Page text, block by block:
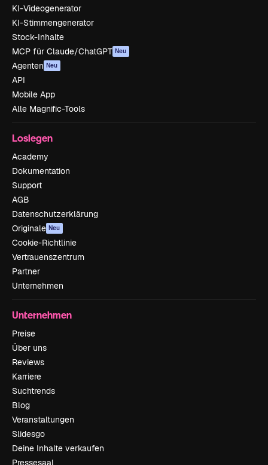
KI-Videogenerator
KI-Stimmengenerator
Stock-Inhalte
MCP für Claude/ChatGPT Neu
Agenten Neu
API
Mobile App
Alle Magnific-Tools
Loslegen
Academy
Dokumentation
Support
AGB
Datenschutzerklärung
Originale Neu
Cookie-Richtlinie
Vertrauenszentrum
Partner
Unternehmen
Unternehmen
Preise
Über uns
Reviews
Karriere
Suchtrends
Blog
Veranstaltungen
Slidesgo
Deine Inhalte verkaufen
Pressesaal